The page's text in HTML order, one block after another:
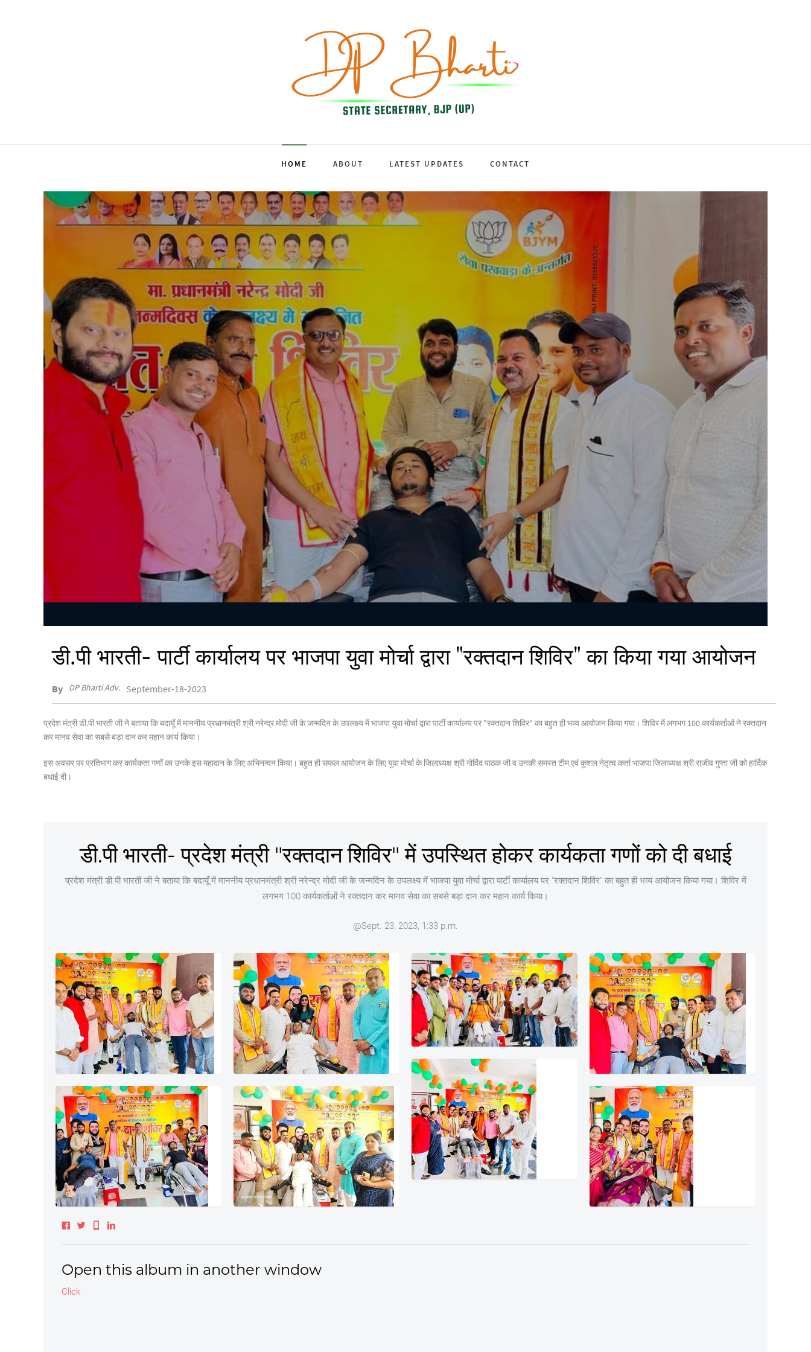
HOME ABOUT LATEST UPDATES CONTACT
डी.पी भारती- पार्टी कार्यालय पर भाजपा युवा मोर्चा द्वारा "रक्तदान शिविर" का किया गया आयोजन
By DP Bharti Adv. September-18-2023
प्रदेश मंत्री डी.पी भारती जी ने बताया कि बदायूँ में माननीय प्रधानमंत्री श्री नरेन्द्र मोदी जी के जन्मदिन के उपलक्ष्य में भाजपा युवा मोर्चा द्वारा पार्टी कार्यालय पर "रक्तदान शिविर" का बहुत ही भव्य आयोजन किया गया। शिविर में लगभग 100 कार्यकर्ताओं ने रक्तदान
कर मानव सेवा का सबसे बड़ा दान कर महान कार्य किया।
इस अवसर पर प्रतिभाग कर कार्यकता गणों का उनके इस महादान के लिए अभिनन्दन किया। बहुत ही सफल आयोजन के लिए युवा मोर्चा के जिलाध्यक्ष श्री गोविंद पाठक जी व उनकी समस्त टीम एवं कुशल नेतृत्व कर्ता भाजपा जिलाध्यक्ष श्री राजीव गुप्ता जी को हार्दिक
बधाई दी।